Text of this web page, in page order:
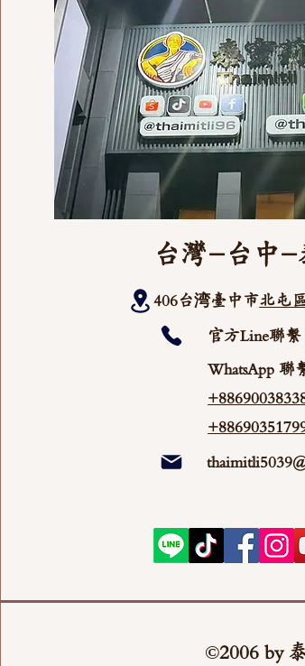
台灣-台中-
406台湾臺中市北屯
官方Line聯
WhatsApp 聯
©2006 by